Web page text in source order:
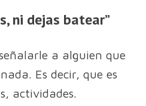
ni dejas batear”
a alguien que
Es decir, que es
actividades.